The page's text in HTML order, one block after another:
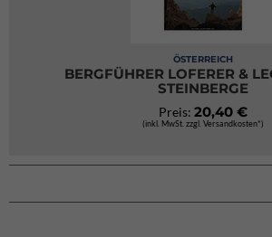
ÖSTERREICH
BERGFÜHRER LOFERER &
STEINBERGE
Preis: 20,40 €
(inkl. MwSt. zzgl. Versandkosten*)